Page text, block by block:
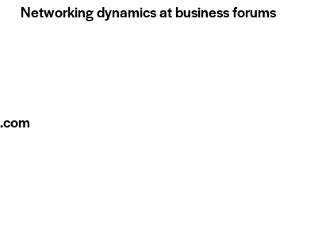
Networking dynamics at business forums